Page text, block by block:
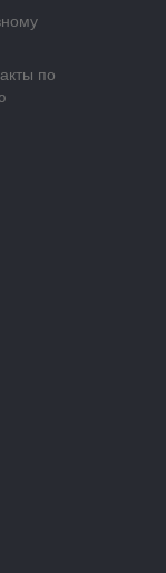
по